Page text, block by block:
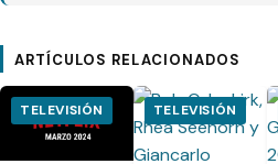
ARTÍCULOS RELACIONADOS
TELEVISIÓN TELEVISIÓN